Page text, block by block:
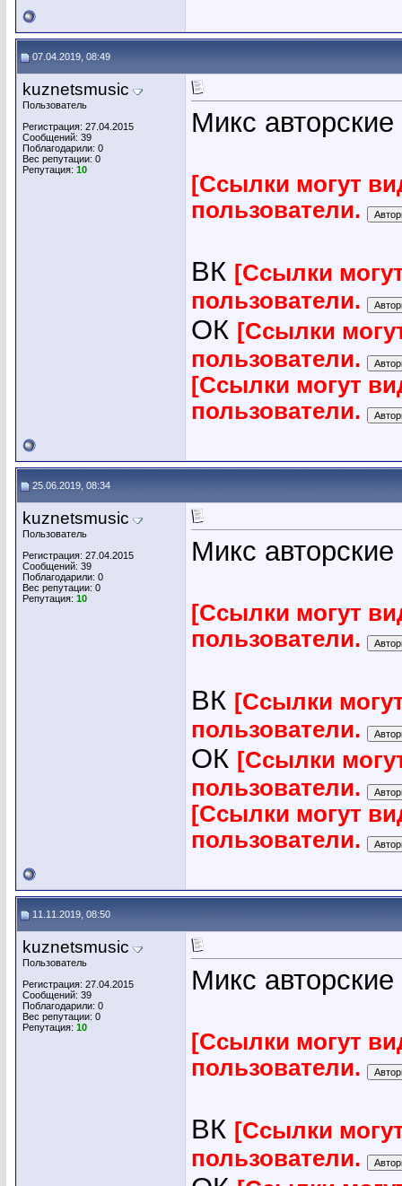
07.04.2019, 08:49
kuznetsmusic
Пользователь
Регистрация: 27.04.2015
Сообщений: 39
Поблагодарили: 0
Вес репутации: 0
Репутация: 10
Микс
[Ссылки могут
пользователи.
ВК [Ссылки
пользователи.
ОК [Ссылки
пользователи.
[Ссылки могут
пользователи.
25.06.2019, 08:34
kuznetsmusic
Пользователь
Регистрация: 27.04.2015
Сообщений: 39
Поблагодарили: 0
Вес репутации: 0
Репутация: 10
Микс
[Ссылки могут
пользователи.
ВК [Ссылки
пользователи.
ОК [Ссылки
пользователи.
[Ссылки могут
пользователи.
11.11.2019, 08:50
kuznetsmusic
Пользователь
Регистрация: 27.04.2015
Сообщений: 39
Поблагодарили: 0
Вес репутации: 0
Репутация: 10
Микс
[Ссылки могут
пользователи.
ВК [Ссылки
пользователи.